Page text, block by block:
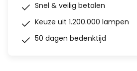
Snel & veilig betalen
Keuze uit 1.200.000 lampen
50 dagen bedenktijd